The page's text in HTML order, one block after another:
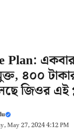
একবার
৪০০
জিওর এই
May 27, 2024 4:12 PM